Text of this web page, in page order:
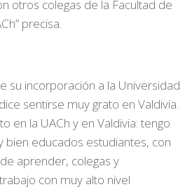
otros colegas de la Facultad de
precisa.
su incorporación a la Universidad
sentirse muy grato en Valdivia.
en la UACh y en Valdivia: tengo
bien educados estudiantes, con
aprender, colegas y
con muy alto nivel